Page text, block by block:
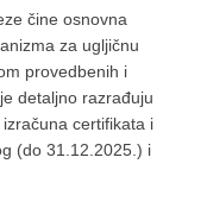
čine osnovna
za ugljičnu
provedbenih i
detaljno razrađuju
certifikata i
(do 31.12.2025.) i